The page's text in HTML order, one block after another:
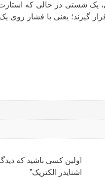
شستی در حالی که استارت
یعنی با فشار روی
اولین کسی باشید که
اشنایدر الکتریک”